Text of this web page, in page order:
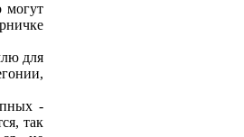
могут
для
-
так